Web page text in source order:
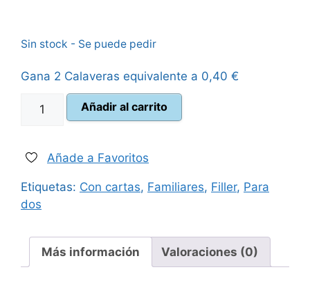
original
era:
30,00 €.
es:
Sin stock - Se puede pedir
Gana 2 Calaveras equivalente a 0,40 €
Pegatinas
cantidad
Añadir al carrito
Añade a Favoritos
Etiquetas: Con cartas, Familiares, Filler, Para
dos
Más información Valoraciones (0)